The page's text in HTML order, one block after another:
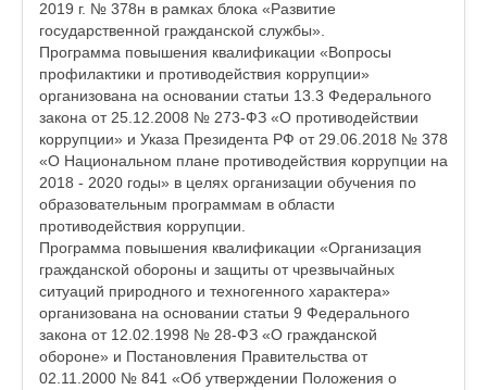
2019 г. № 378н в рамках блока «Развитие
государственной гражданской службы».
Программа повышения квалификации «Вопросы
профилактики и противодействия коррупции»
организована на основании статьи 13.3 Федерального
закона от 25.12.2008 № 273-ФЗ «О противодействии
коррупции» и Указа Президента РФ от 29.06.2018 № 378
«О Национальном плане противодействия коррупции на
2018 - 2020 годы» в целях организации обучения по
образовательным программам в области
противодействия коррупции.
Программа повышения квалификации «Организация
гражданской обороны и защиты от чрезвычайных
ситуаций природного и техногенного характера»
организована на основании статьи 9 Федерального
закона от 12.02.1998 № 28-ФЗ «О гражданской
обороне» и Постановления Правительства от
02.11.2000 № 841 «Об утверждении Положения о